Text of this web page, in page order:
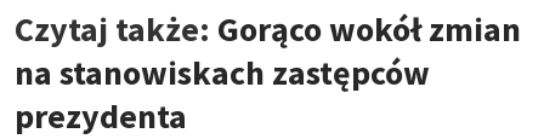
Czytaj także: Gorąco wokół zmian
na stanowiskach zastępców
prezydenta